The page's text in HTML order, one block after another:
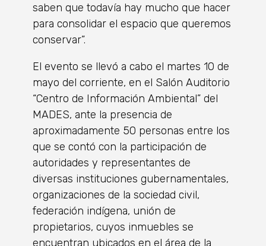
saben que todavía hay mucho que hacer
para consolidar el espacio que queremos
conservar”.
El evento se llevó a cabo el martes 10 de
mayo del corriente, en el Salón Auditorio
“Centro de Información Ambiental” del
MADES, ante la presencia de
aproximadamente 50 personas entre los
que se contó con la participación de
autoridades y representantes de
diversas instituciones gubernamentales,
organizaciones de la sociedad civil,
federación indígena, unión de
propietarios, cuyos inmuebles se
encuentran ubicados en el área de la